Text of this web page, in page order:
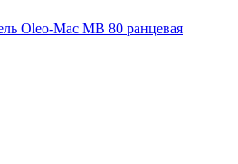
Oleo-Mac MB 80 ранцевая